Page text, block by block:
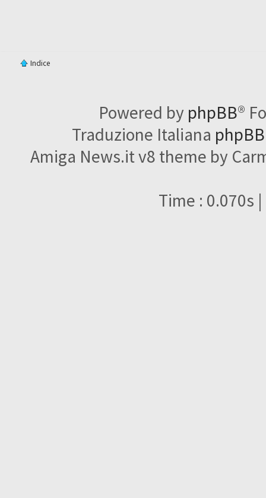
Indice
Powered by phpBB®
Traduzione Italiana
Amiga News.it v8 theme by
Time : 0.070s